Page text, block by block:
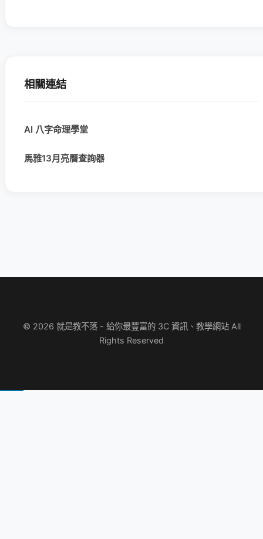
相關連結
AI 八字命理學堂
馬雅13月亮曆查詢器
© 2026 就是教不落 - 給你最豐富的 3C 資訊、教學網站 All
Rights Reserved